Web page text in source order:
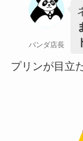
パンダ店長
プリンが目立